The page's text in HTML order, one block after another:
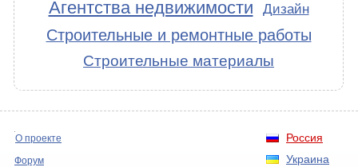
Агентства недвижимости Дизайн
Строительные и ремонтные работы
Строительные материалы
Россия
Украина
О проекте
Форум